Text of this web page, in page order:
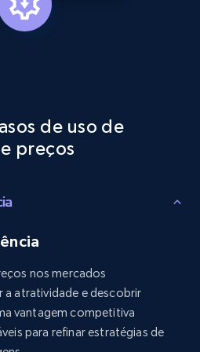
shop's URL
inventory id, Title, Rating,
Initial price, Final
de uso de
preços
nos mercados
a atratividade e descobrir
vantagem competitiva
para refinar estratégias de